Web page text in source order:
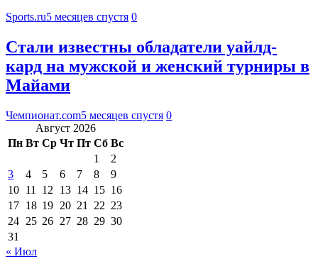
Sports.ru5 месяцев спустя 0
Стали известны обладатели уайлд-
кард на мужской и женский турниры в
Майами
Чемпионат.com5 месяцев спустя 0
Август 2026
Пн Вт Ср Чт Пт Сб Вс
1
2
3
4 5 6 7 8
9
10 11 12 13 14 15 16
17 18 19 20 21 22 23
24 25 26 27 28 29 30
31
« Июл